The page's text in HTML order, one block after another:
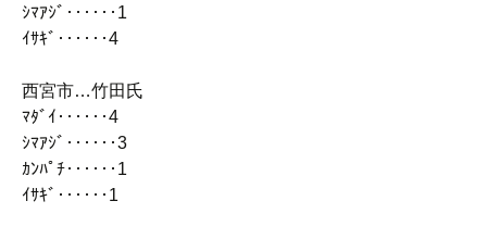
ｼﾏｱｼﾞ‥‥‥1
ｲｻｷﾞ‥‥‥4
西宮市…竹田氏
ﾏﾀﾞｲ‥‥‥4
ｼﾏｱｼﾞ‥‥‥3
ｶﾝﾊﾟﾁ‥‥‥1
ｲｻｷﾞ‥‥‥1